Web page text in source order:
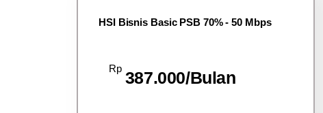
HSI Bisnis Basic PSB 70% - 50 Mbps
Rp 387.000/Bulan